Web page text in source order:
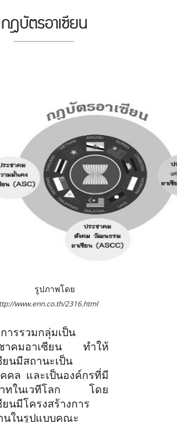
กฎบัตรอาเซียน
รูปภาพโดย
www.enn.co.th/2316.html
การรวมกลุ่มเป็น
าคมอาเซียน ทำให้
ยนมีสถานะเป็น
คล และเป็นองค์กรที่มี
าทในเวทีโลก โดย
ยนมีโครงสร้างการ
นในรูปแบบคณะ